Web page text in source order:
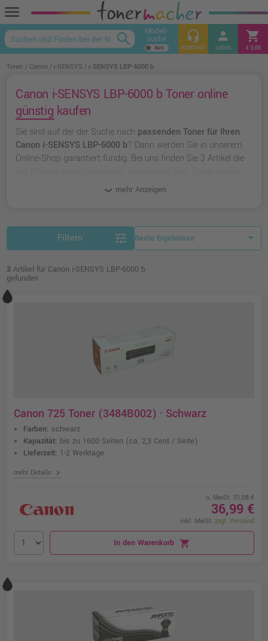
menu
keyboard_arrow_up
search Modell-
suche headset_mic
KONTAKT
person
LOGIN
shopping_cart
€ 0,00
Toner Canon i-SENSYS i-SENSYS LBP-6000 b
Canon i-SENSYS LBP-6000 b Toner online
günstig kaufen
Sie sind auf der der Suche nach passenden Toner für Ihren
Canon i-SENSYS LBP-6000 b? Dann werden Sie in unserem
Online-Shop garantiert fündig. Bei uns finden Sie 3 Artikel die
originalen Toner von Canon wählen oder zu
mehr Anzeigen
Filtern tune
3 Artikel für Canon i-SENSYS LBP-6000 b
gefunden
Canon 725 Toner (3484B002) · Schwarz
Farben: schwarz
Kapazität: bis zu 1600 Seiten (ca. 2,3 Cent / Seite)
Lieferzeit: 1-2 Werktage
mehr Details chevron_right
o. MwSt. 31,08 €
36,99 €
inkl. MwSt. zzgl. Versand
In den Warenkorb shopping_cart